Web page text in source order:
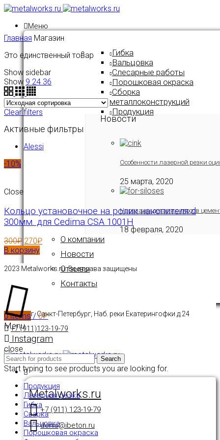
Меню
Гибка
Вальцовка
Слесарные работы
Порошковая окраска
Сборка
металлоконструкций
Продукция
Новости
Особенности лазерной резки
25 марта, 2020
Нарезаны детали силосов
18 февраля, 2020
О компании
Новости
Отзывы
Контакты
0items / 0₽
Menu
Metalworks.ru
+7 (911) 123-19-79
denis@ibeton.ru
Главная Магазин
Это единственный товар
Show sidebar
Show 9 24 36
Clear filters
Активные фильтры
Alessi
-10%
Close
Кольцо установочное на ролик накопителя d
300мм. для Cedima CSA 1001H
300₽ 270₽
В корзину
2023 Metalworks.ru. Все права защищены
г. Санкт-Петербург, Наб. реки Екатерингофки д.24
+7 (911)123-19-79
Instagram
close
Search
Start typing to see products you are looking for.
Продукция
Лазерная резка
Гибка
Сварка
Вальцовка
Порошковая окраска